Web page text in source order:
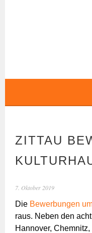
ZITTAU
7. Oktober 2019
Die Bewerbungen
raus. Neben den
Hannover,